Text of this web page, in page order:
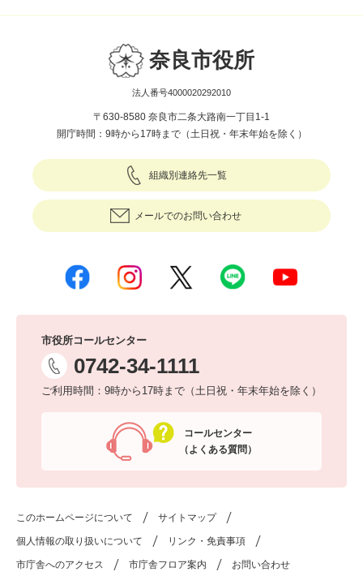
奈良市役所
法人番号4000020292010
〒630-8580 奈良市二条大路南一丁目1-1
開庁時間：9時から17時まで（土日祝・年末年始を除く）
組織別連絡先一覧
メールでのお問い合わせ
市役所コールセンター
0742-34-1111
ご利用時間：9時から17時まで（土日祝・年末年始を除く）
コールセンター
（よくある質問）
このホームページについて サイトマップ
個人情報の取り扱いについて リンク・免責事項
市庁舎へのアクセス 市庁舎フロア案内 お問い合わせ